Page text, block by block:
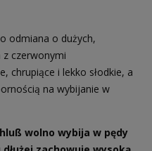
odmiana o dużych,
z czerwonymi
chrupiące i lekko słodkie, a
na wybijanie w
wolno wybija w pędy